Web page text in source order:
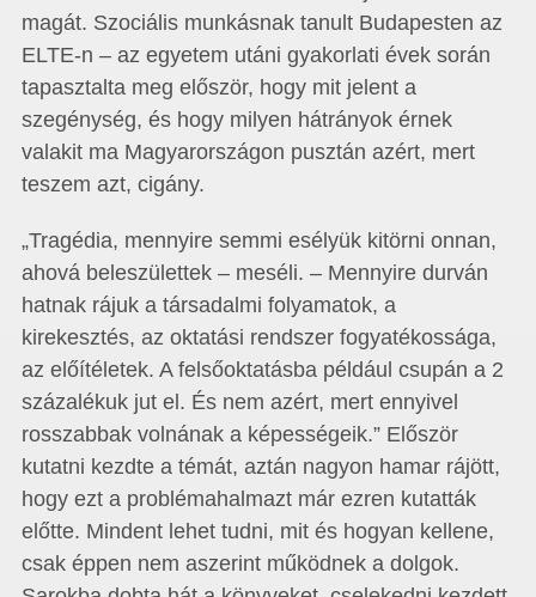
magát. Szociális munkásnak tanult Budapesten az
ELTE-n – az egyetem utáni gyakorlati évek során
tapasztalta meg először, hogy mit jelent a
szegénység, és hogy milyen hátrányok érnek
valakit ma Magyarországon pusztán azért, mert
teszem azt, cigány.
„Tragédia, mennyire semmi esélyük kitörni onnan,
ahová beleszülettek – meséli. – Mennyire durván
hatnak rájuk a társadalmi folyamatok, a
kirekesztés, az oktatási rendszer fogyatékossága,
az előítéletek. A felsőoktatásba például csupán a 2
százalékuk jut el. És nem azért, mert ennyivel
rosszabbak volnának a képességeik.” Először
kutatni kezdte a témát, aztán nagyon hamar rájött,
hogy ezt a problémahalmazt már ezren kutatták
előtte. Mindent lehet tudni, mit és hogyan kellene,
csak éppen nem aszerint működnek a dolgok.